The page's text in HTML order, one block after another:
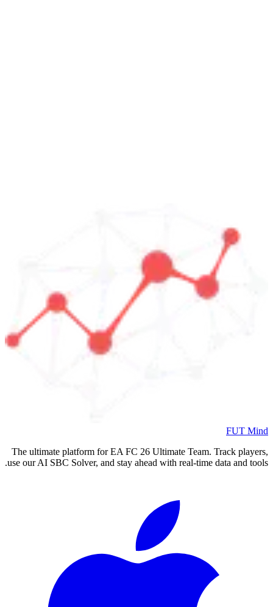
FUT Mind
The ultimate platform for EA FC 26 Ultimate Team. Track players,
use our AI SBC Solver, and stay ahead with real-time data and tools.